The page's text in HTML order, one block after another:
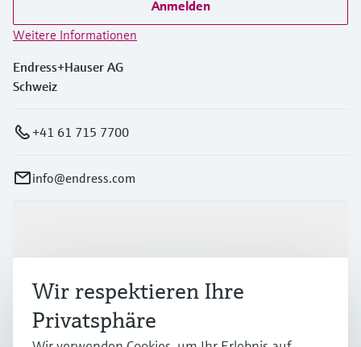
Anmelden
Weitere Informationen
Endress+Hauser AG
Schweiz
+41 61 715 7700
info@endress.com
Branchen
Wir respektieren Ihre
Privatsphäre